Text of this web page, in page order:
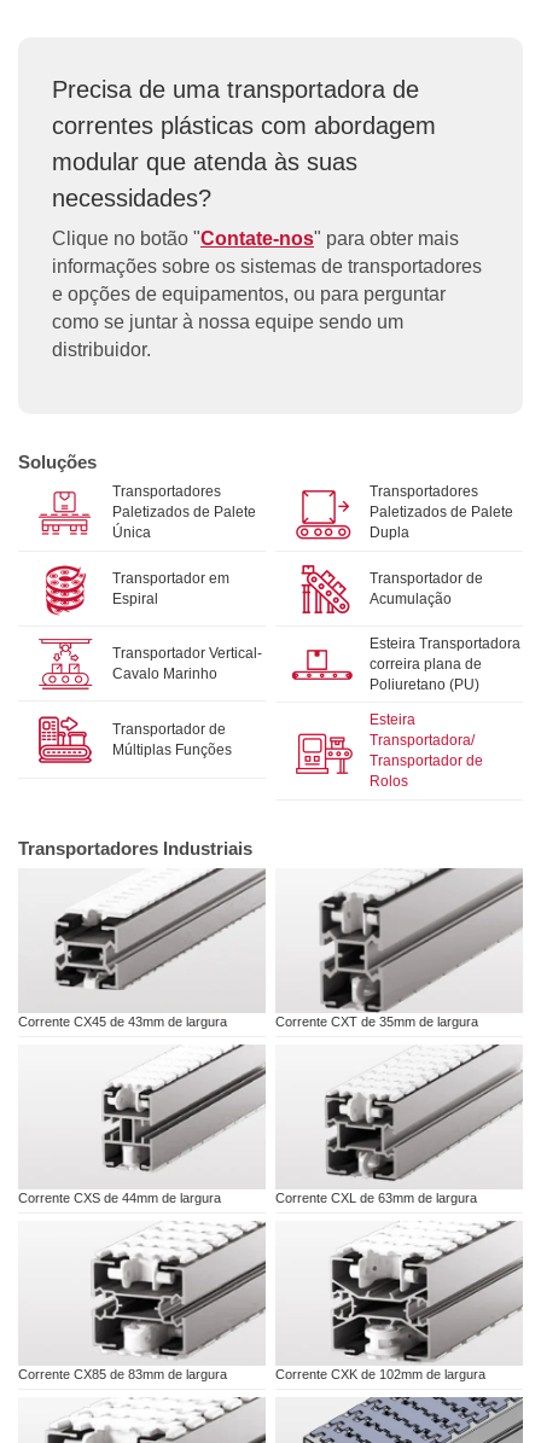
Precisa de uma transportadora de
correntes plásticas com abordagem
modular que atenda às suas
necessidades?
Clique no botão "Contate-nos" para obter mais
informações sobre os sistemas de transportadores
e opções de equipamentos, ou para perguntar
como se juntar à nossa equipe sendo um
distribuidor.
Soluções
Transportadores
Paletizados de Palete
Única
Transportadores
Paletizados de Palete
Dupla
Transportador em
Espiral
Transportador de
Acumulação
Transportador Vertical-
Cavalo Marinho
Esteira Transportadora
correira plana de
Poliuretano (PU)
Transportador de
Múltiplas Funções
Esteira
Transportadora/
Transportador de
Rolos
Transportadores Industriais
Corrente CX45 de 43mm de largura Corrente CXT de 35mm de largura
Corrente CXS de 44mm de largura Corrente CXL de 63mm de largura
Corrente CX85 de 83mm de largura Corrente CXK de 102mm de largura